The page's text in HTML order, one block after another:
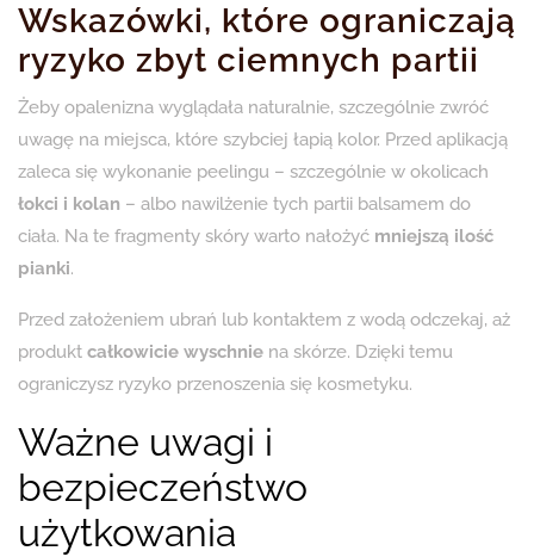
Wskazówki, które ograniczają
ryzyko zbyt ciemnych partii
Żeby opalenizna wyglądała naturalnie, szczególnie zwróć
uwagę na miejsca, które szybciej łapią kolor. Przed aplikacją
zaleca się wykonanie peelingu – szczególnie w okolicach
łokci i kolan – albo nawilżenie tych partii balsamem do
ciała. Na te fragmenty skóry warto nałożyć mniejszą ilość
pianki.
Przed założeniem ubrań lub kontaktem z wodą odczekaj, aż
produkt całkowicie wyschnie na skórze. Dzięki temu
ograniczysz ryzyko przenoszenia się kosmetyku.
Ważne uwagi i
bezpieczeństwo
użytkowania